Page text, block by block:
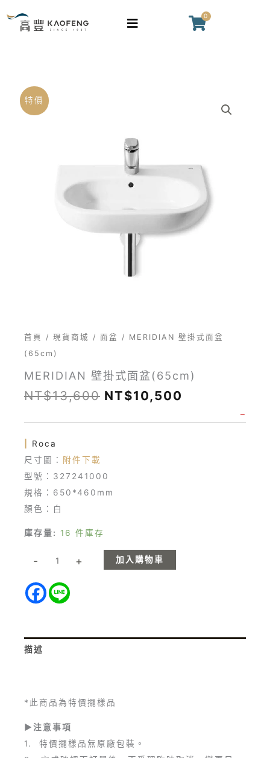
0
購
特價
首頁 / 現貨商城 / 面盆 / MERIDIAN 壁掛式面盆
(65cm)
MERIDIAN 壁掛式面盆(65cm)
NT$13,600
格：
NT$13,600。
NT$10,500
NT$10,500
–
Roca
尺寸圖：
附件下載
型號：327241000
規格：650*460mm
顏色：白
庫存量: 16 件庫存
-
MERIDIAN
壁
+ 加入購物車
描述
*此商品為特價擺樣品
►注意事項
1. 特價擺樣品無原廠包裝。
式
量